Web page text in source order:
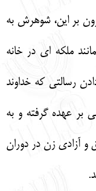
بر اين، شوهرش به
ملكه اي در خانه
رسالتي كه خداوند
بر عهده گرفته و به
و آزادي زن در دوران